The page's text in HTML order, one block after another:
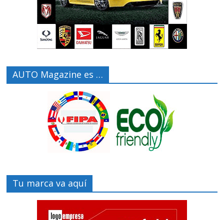
AUTO Magazine es …
Tu marca va aquí